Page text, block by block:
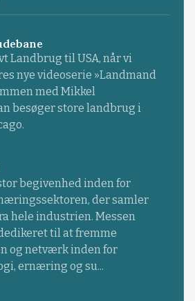
Landbrug til USA, når vi
nye videoserie »Landmand
med Mikkel
besøger store landbrug i
begivenhed inden for
der samler
hele industrien. Messen
til at fremme
og netværk inden for
ernæring og su...